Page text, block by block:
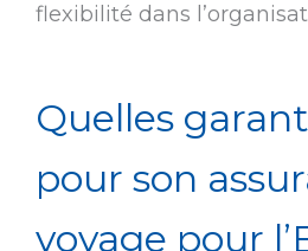
flexibilité dans
Quelles
pour son
voyage pour